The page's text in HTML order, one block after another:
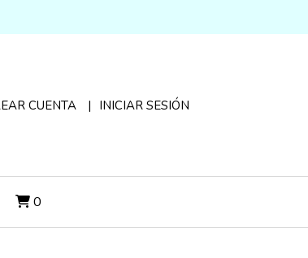
CUENTA INICIAR SESIÓN
0